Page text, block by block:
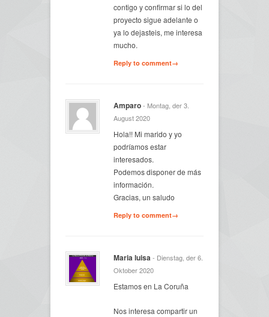
contigo y confirmar si lo del
proyecto sigue adelante o
ya lo dejasteis, me interesa
mucho.
Reply to comment→
Amparo- Montag, der 3.
August 2020
Hola!! Mi marido y yo
podríamos estar
interesados.
Podemos disponer de más
información.
Gracias, un saludo
Reply to comment→
Maria luisa- Dienstag, der 6.
Oktober 2020
Estamos en La Coruña
Nos interesa compartir un